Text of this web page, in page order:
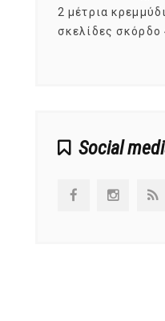
2 μέτρια
σκελίδες σκόρδο
Social